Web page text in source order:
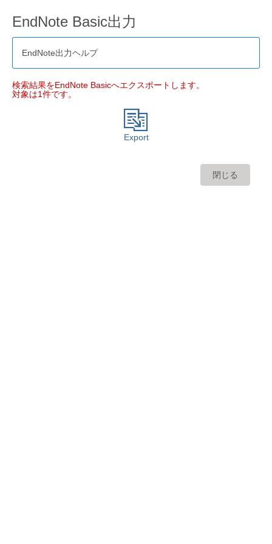
EndNote Basic出力
EndNote出力ヘルプ
検索結果をEndNote Basicへエクスポートします。
対象は1件です。
Export